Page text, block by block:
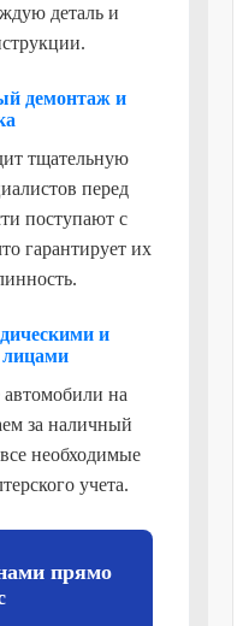
деталь и
демонтаж и
тщательную
перед
поступают с
гарантирует их
и
на
за наличный
необходимые
учета.
прямо